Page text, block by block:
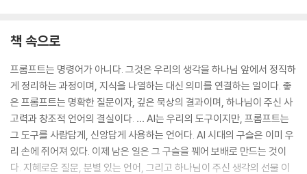
- 주해, 문맥, 원어, 비교, 교리 연결 등 실제 연구형 프롬프트
- 핵심 주제: AI를 통해 본문을 깊이 파는 신학적 독서법
6장 신학 연구 · 설교 적용 사례 165
- 설교 준비, 시리즈 구성, 교재 개발, 상담 대화 등 응용 예시
- 핵심 주제: AI는 설교를 대신 쓰지 않는다. 신학적 사유를 촉발시킨다.
3부 프롬프트와 신앙적 성찰-질문하는 영성, 대화하는 신학
책 속으로
프롬프트는 명령어가 아니다. 그것은 우리의 생각을 하나님 앞에서 정직하
게 정리하는 과정이며, 지식을 나열하는 대신 의미를 연결하는 일이다. 좋
은 프롬프트는 명확한 질문이자, 깊은 묵상의 결과이며, 하나님이 주신 사
고력과 창조적 언어의 결실이다. … AI는 우리의 도구이지만, 프롬프트는
그 도구를 사람답게, 신앙답게 사용하는 언어다. AI 시대의 구슬은 이미 우
리 손에 쥐어져 있다. 이제 남은 일은 그 구슬을 꿰어 보배로 만드는 것이
다. 지혜로운 질문, 분별 있는 언어, 그리고 하나님이 주신 생각의 선물 이